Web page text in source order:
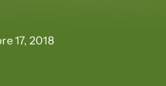
17, 2018